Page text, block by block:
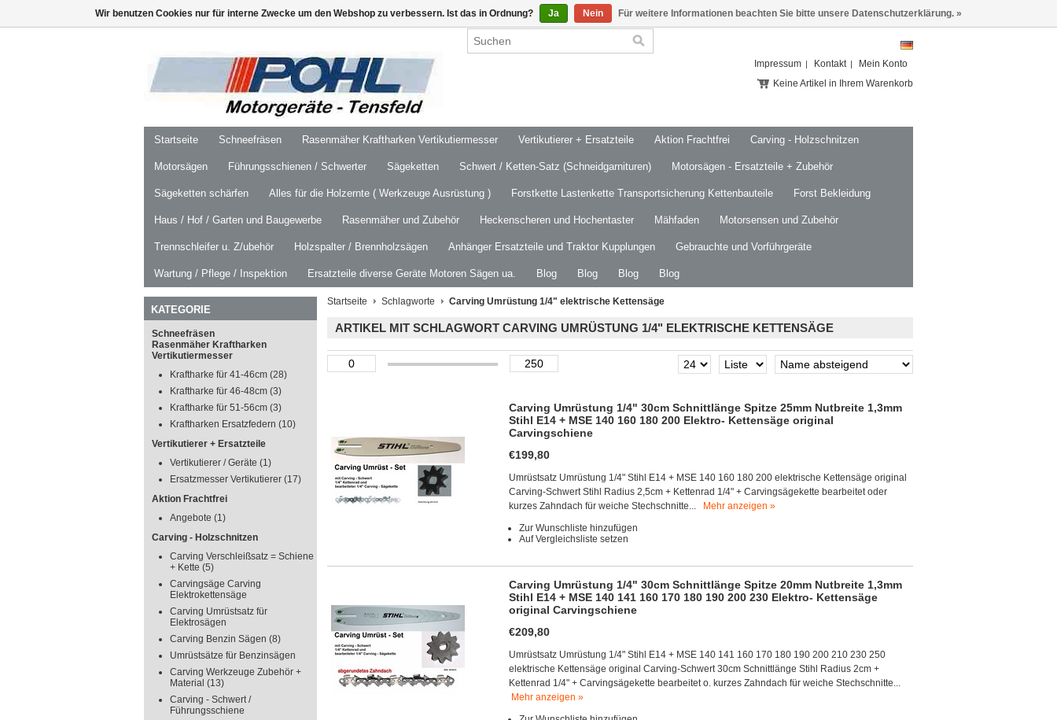
Impressum Kontakt
Mein Konto
Keine Artikel in Ihrem Warenkorb
Startseite Schneefräsen Rasenmäher Kraftharken Vertikutiermesser Vertikutierer + Ersatzteile Aktion Frachtfrei Carving - Holzschnitzen
Motorsägen Führungsschienen / Schwerter Sägeketten Schwert / Ketten-Satz (Schneidgarnituren) Motorsägen - Ersatzteile + Zubehör
Sägeketten schärfen Alles für die Holzernte ( Werkzeuge Ausrüstung ) Forstkette Lastenkette Transportsicherung Kettenbauteile Forst Bekleidung
Haus / Hof / Garten und Baugewerbe Rasenmäher und Zubehör Heckenscheren und Hochentaster Mähfaden Motorsensen und Zubehör
Trennschleifer u. Z/ubehör Holzspalter / Brennholzsägen Anhänger Ersatzteile und Traktor Kupplungen Gebrauchte und Vorführgeräte
Wartung / Pflege / Inspektion Ersatzteile diverse Geräte Motoren Sägen ua. Blog Blog Blog Blog
KATEGORIE
Schneefräsen
Rasenmäher Kraftharken
Vertikutiermesser
Kraftharke für 41-46cm (28)
Kraftharke für 46-48cm (3)
Kraftharke für 51-56cm (3)
Kraftharken Ersatzfedern (10)
Vertikutierer + Ersatzteile
Vertikutierer / Geräte (1)
Ersatzmesser Vertikutierer (17)
Aktion Frachtfrei
Angebote (1)
Carving - Holzschnitzen
Carving Verschleißsatz = Schiene
+ Kette (5)
Carvingsäge Carving
Elektrokettensäge
Carving Umrüstsatz für
Elektrosägen
Carving Benzin Sägen (8)
Umrüstsätze für Benzinsägen
Carving Werkzeuge Zubehör +
Material (13)
Carving - Schwert /
Führungsschiene
Startseite Schlagworte Carving Umrüstung 1/4" elektrische Kettensäge
ARTIKEL MIT SCHLAGWORT CARVING UMRÜSTUNG 1/4" ELEKTRISCHE KETTENSÄGE
Carving Umrüstung 1/4" 30cm Schnittlänge Spitze 25mm Nutbreite 1,3mm
Stihl E14 + MSE 140 160 180 200 Elektro- Kettensäge original
Carvingschiene
€199,80
Umrüstsatz Umrüstung 1/4" Stihl E14 + MSE 140 160 180 200 elektrische Kettensäge original
Carving-Schwert Stihl Radius 2,5cm + Kettenrad 1/4" + Carvingsägekette bearbeitet oder
kurzes Zahndach für weiche Stechschnitte...
Mehr anzeigen »
Zur Wunschliste hinzufügen
Auf Vergleichsliste setzen
Carving Umrüstung 1/4" 30cm Schnittlänge Spitze 20mm Nutbreite 1,3mm
Stihl E14 + MSE 140 141 160 170 180 190 200 230 Elektro- Kettensäge
original Carvingschiene
€209,80
Umrüstsatz Umrüstung 1/4" Stihl E14 + MSE 140 141 160 170 180 190 200 210 230 250
elektrische Kettensäge original Carving-Schwert 30cm Schnittlänge Stihl Radius 2cm +
Kettenrad 1/4" + Carvingsägekette bearbeitet o. kurzes Zahndach für weiche Stechschnitte...
Mehr anzeigen »
Wir benutzen Cookies nur für interne Zwecke um den Webshop zu verbessern. Ist das in Ordnung? Ja Nein Für weitere Informationen beachten Sie bitte unsere Datenschutzerklärung. »